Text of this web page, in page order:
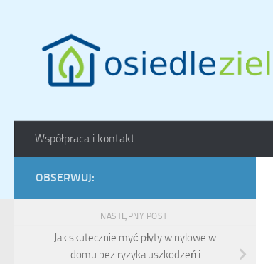
Współpraca i kontakt
OBSERWUJ:
NASTĘPNY POST
Jak skutecznie myć płyty winylowe w
domu bez ryzyka uszkodzeń i